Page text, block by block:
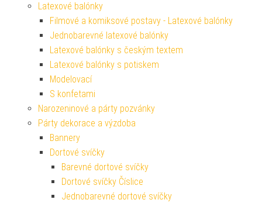
Latexové balónky
Filmové a komiksové postavy - Latexové balónky
Jednobarevné latexové balónky
Latexové balónky s českým textem
Latexové balónky s potiskem
Modelovací
S konfetami
Narozeninové a párty pozvánky
Párty dekorace a výzdoba
Bannery
Dortové svíčky
Barevné dortové svíčky
Dortové svíčky Číslice
Jednobarevné dortové svíčky